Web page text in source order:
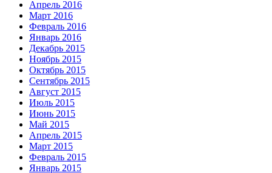
Апрель 2016
Март 2016
Февраль 2016
Январь 2016
Декабрь 2015
Ноябрь 2015
Октябрь 2015
Сентябрь 2015
Август 2015
Июль 2015
Июнь 2015
Май 2015
Апрель 2015
Март 2015
Февраль 2015
Январь 2015